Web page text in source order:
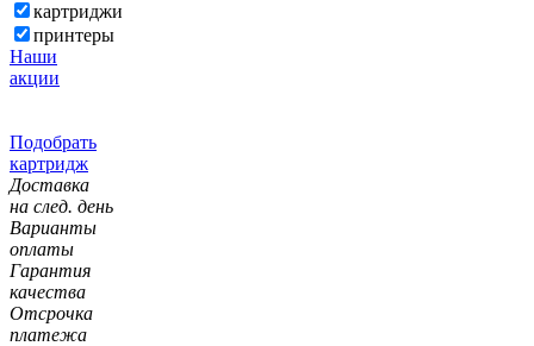
картриджи
принтеры
Наши
акции
Подобрать
картридж
Доставка
на след. день
Варианты
оплаты
Гарантия
качества
Отсрочка
платежа